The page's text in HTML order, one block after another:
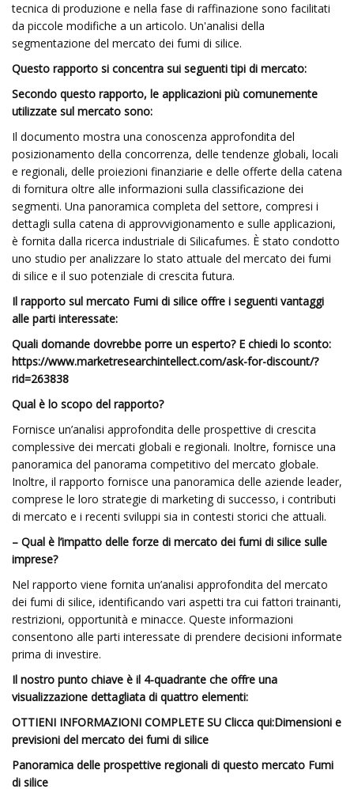
tecnica di produzione e nella fase di raffinazione sono facilitati
da piccole modifiche a un articolo. Un'analisi della
segmentazione del mercato dei fumi di silice.
Questo rapporto si concentra sui seguenti tipi di mercato:
Secondo questo rapporto, le applicazioni più comunemente
utilizzate sul mercato sono:
Il documento mostra una conoscenza approfondita del
posizionamento della concorrenza, delle tendenze globali, locali
e regionali, delle proiezioni finanziarie e delle offerte della catena
di fornitura oltre alle informazioni sulla classificazione dei
segmenti. Una panoramica completa del settore, compresi i
dettagli sulla catena di approvvigionamento e sulle applicazioni,
è fornita dalla ricerca industriale di Silicafumes. È stato condotto
uno studio per analizzare lo stato attuale del mercato dei fumi
di silice e il suo potenziale di crescita futura.
Il rapporto sul mercato Fumi di silice offre i seguenti vantaggi
alle parti interessate:
Quali domande dovrebbe porre un esperto? E chiedi lo sconto:
https://www.marketresearchintellect.com/ask-for-discount/?
rid=263838
Qual è lo scopo del rapporto?
Fornisce un’analisi approfondita delle prospettive di crescita
complessive dei mercati globali e regionali. Inoltre, fornisce una
panoramica del panorama competitivo del mercato globale.
Inoltre, il rapporto fornisce una panoramica delle aziende leader,
comprese le loro strategie di marketing di successo, i contributi
di mercato e i recenti sviluppi sia in contesti storici che attuali.
– Qual è l’impatto delle forze di mercato dei fumi di silice sulle
imprese?
Nel rapporto viene fornita un’analisi approfondita del mercato
dei fumi di silice, identificando vari aspetti tra cui fattori trainanti,
restrizioni, opportunità e minacce. Queste informazioni
consentono alle parti interessate di prendere decisioni informate
prima di investire.
Il nostro punto chiave è il 4-quadrante che offre una
visualizzazione dettagliata di quattro elementi:
OTTIENI INFORMAZIONI COMPLETE SU Clicca qui:Dimensioni e
previsioni del mercato dei fumi di silice
Panoramica delle prospettive regionali di questo mercato Fumi
di silice